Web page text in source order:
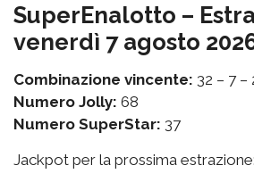
SuperEnalotto –
venerdì 7 agosto
Combinazione vincente: 32 – 7 –
Numero Jolly: 68
Numero SuperStar: 37
Jackpot per la prossima estrazione: